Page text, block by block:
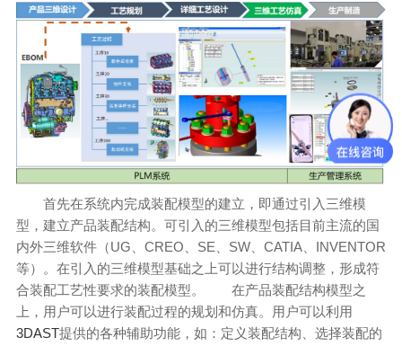
首先在系统内完成装配模型的建立，即通过引入三维模
型，建立产品装配结构。可引入的三维模型包括目前主流的国
内外三维软件（UG、CREO、SE、SW、CATIA、INVENTOR
等）。在引入的三维模型基础之上可以进行结构调整，形成符
合装配工艺性要求的装配模型。
在产品装配结构模型之
上，用户可以进行装配过程的规划和仿真。用户可以利用
3DAST提供的各种辅助功能，如：定义装配结构、选择装配的